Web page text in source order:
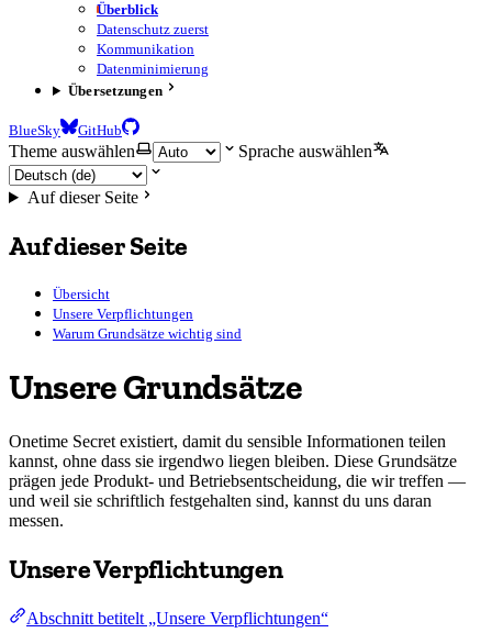
Überblick
Datenschutz zuerst
Kommunikation
Datenminimierung
Übersetzungen
BlueSky GitHub
Theme auswählen Sprache auswählen
Auf dieser Seite
Auf dieser Seite
Übersicht
Unsere Verpflichtungen
Warum Grundsätze wichtig sind
Unsere Grundsätze
Onetime Secret existiert, damit du sensible Informationen teilen
kannst, ohne dass sie irgendwo liegen bleiben. Diese Grundsätze
prägen jede Produkt- und Betriebsentscheidung, die wir treffen —
und weil sie schriftlich festgehalten sind, kannst du uns daran
messen.
Unsere Verpflichtungen
Abschnitt betitelt „Unsere Verpflichtungen“